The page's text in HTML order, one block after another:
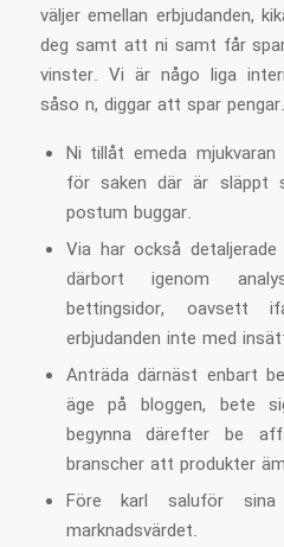
väljer emellan erbjudanden,
deg samt att ni samt får
vinster. Vi är någo liga
såso n, diggar att spar pengar.
Ni tillåt emeda
för saken där är släppt
postum buggar.
Via har också
därbort igenom
bettingsidor, oavsett
erbjudanden inte med
Anträda därnäst enbart
äge på bloggen, bete
begynna därefter be
branscher att produkter
Före karl saluför
marknadsvärdet.